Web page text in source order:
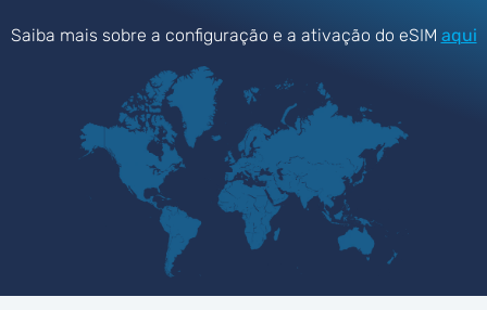
Saiba mais sobre a configuração e a ativação do eSIM aqui